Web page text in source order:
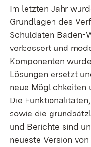
Im letzten Jahr
Grundlagen des
Schuldaten Baden-
verbessert und
Komponenten
Lösungen ersetzt
neue Möglichkeiten
Die
sowie die
und Berichte sind
neueste Version